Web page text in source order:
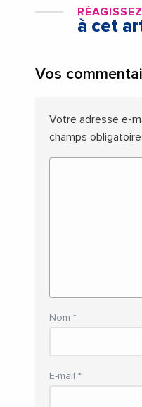
RÉAGISSEZ
à cet
Vos
Votre adresse e-
champs
Nom *
E-mail *